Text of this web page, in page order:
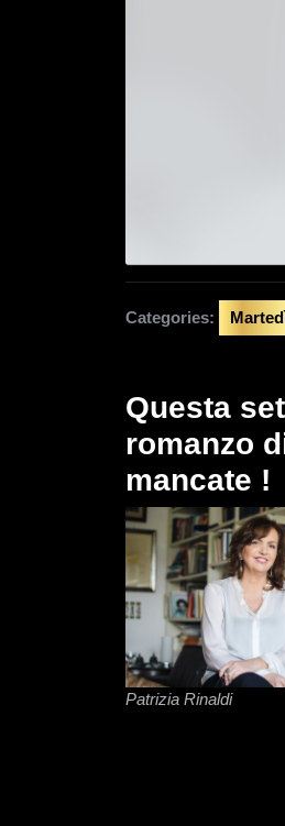
Categories:
Questa
romanzo
mancate !
Patrizia Rinaldi